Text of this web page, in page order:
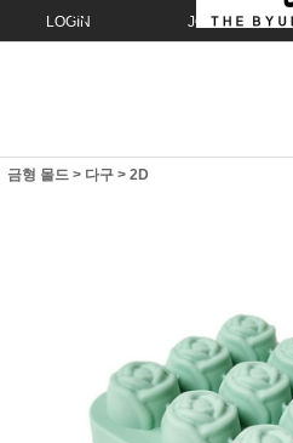
LOGIN JOIN
금형 몰드 > 다구 > 2D